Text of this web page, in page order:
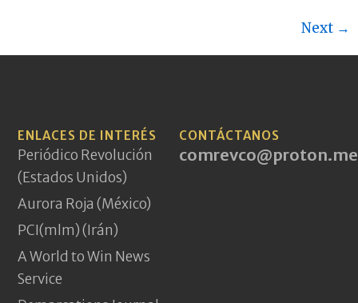
Next →
ENLACES DE INTERÉS
Periódico Revolución
(Estados Unidos)
Aurora Roja (México)
PCI(mlm) (Irán)
A World to Win News
Service
CONTÁCTANOS
comrevco@proton.me